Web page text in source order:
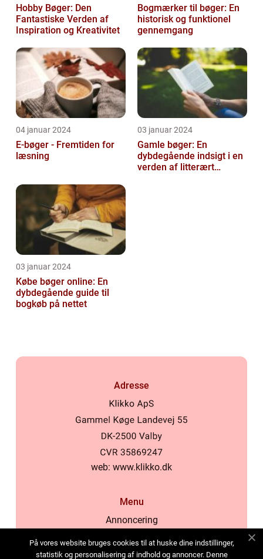
Hobby Bøger: Den
Fantastiske Verden af
Inspiration og Kreativitet
Bogmærker til bøger: En
historisk og funktionel
gennemgang
04 januar 2024
E-bøger - Fremtiden for
læsning
03 januar 2024
Gamle bøger: En
dybdegående indsigt i en
verden af litterært
03 januar 2024
Købe bøger online: En
dybdegående guide til
bogkøb på nettet
Adresse
web: www.klikko.dk
Menu
Annoncering
Cookies
På vores website bruges cookies til at huske dine indstillinger,
statistik og personalisering af indhold og annoncer. Denne